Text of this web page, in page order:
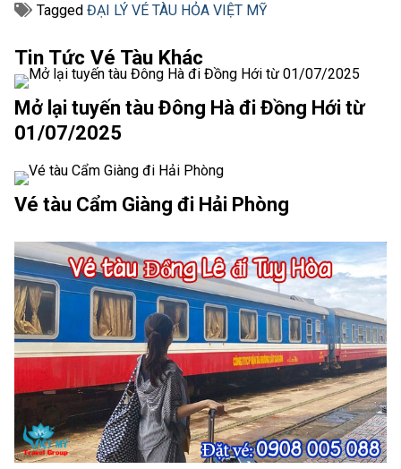
Tagged ĐẠI LÝ VÉ TÀU HỎA VIỆT MỸ
Tin Tức Vé Tàu Khác
Mở lại tuyến tàu Đông Hà đi Đồng Hới từ
01/07/2025
Vé tàu Cẩm Giàng đi Hải Phòng